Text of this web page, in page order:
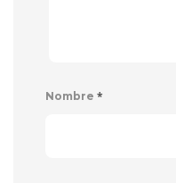
Nombre *